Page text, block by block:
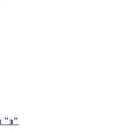
"з"